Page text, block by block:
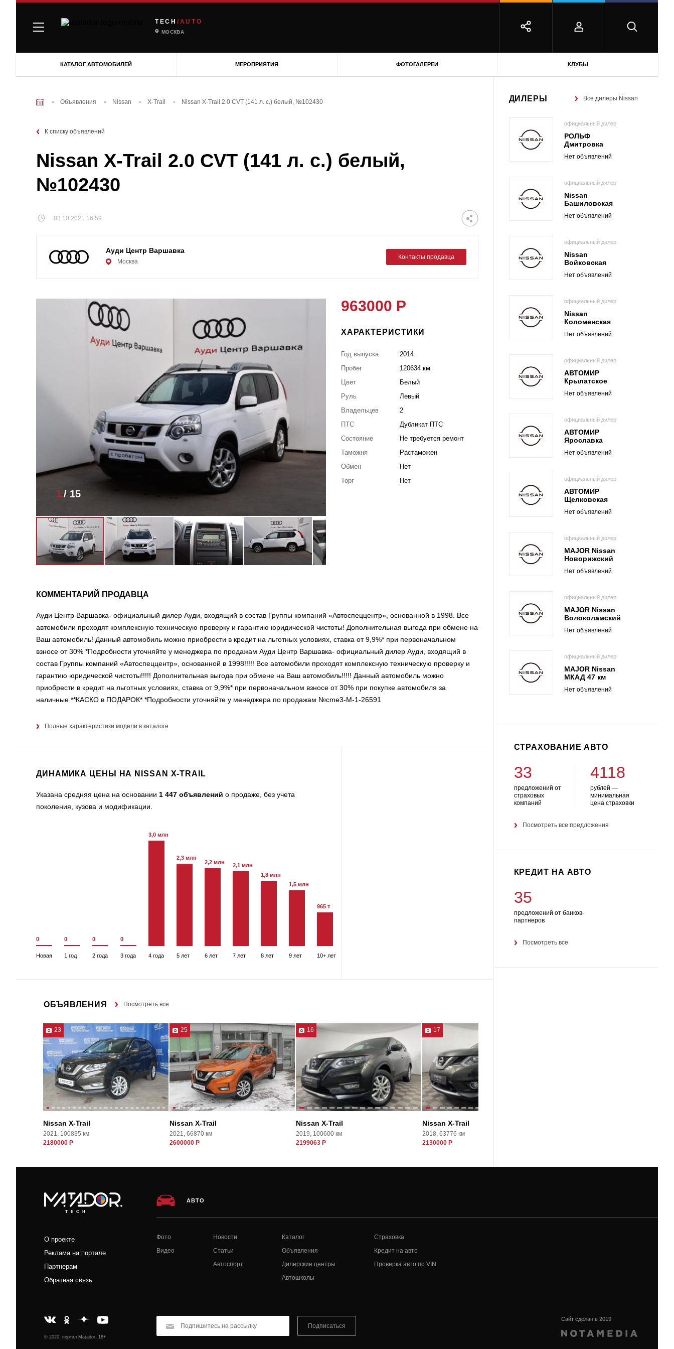
TECH /AUTO
МОСКВА
КАТАЛОГ АВТОМОБИЛЕЙ МЕРОПРИЯТИЯ ФОТОГАЛЕРЕИ КЛУБЫ
Объявления Nissan X-Trail Nissan X-Trail 2.0 CVT (141 л. с.) белый, №102430
К списку объявлений
Nissan X-Trail 2.0 CVT (141 л. с.) белый,
№102430
03.10.2021 16:59
Ауди Центр Варшавка
Москва
Контакты продавца
1/ 15
963000 Р
ХАРАКТЕРИСТИКИ
Год выпуска
2014
Пробег
120634 км
Цвет
Белый
Руль
Левый
Владельцев
2
ПТС
Дубликат ПТС
Состояние
Не требуется ремонт
Таможня
Растаможен
Обмен
Нет
Торг
Нет
КОММЕНТАРИЙ ПРОДАВЦА
Ауди Центр Варшавка- официальный дилер Ауди, входящий в состав Группы компаний «Автоспеццентр», основанной в 1998. Все
автомобили проходят комплексную техническую проверку и гарантию юридической чистоты! Дополнительная выгода при обмене на
Ваш автомобиль! Данный автомобиль можно приобрести в кредит на льготных условиях, ставка от 9,9%* при первоначальном
взносе от 30% *Подробности уточняйте у менеджера по продажам Ауди Центр Варшавка- официальный дилер Ауди, входящий в
состав Группы компаний «Автоспеццентр», основанной в 1998!!!!! Все автомобили проходят комплексную техническую проверку и
гарантию юридической чистоты!!!!! Дополнительная выгода при обмене на Ваш автомобиль!!!!! Данный автомобиль можно
приобрести в кредит на льготных условиях, ставка от 9,9%* при первоначальном взносе от 30% при покупке автомобиля за
наличные **КАСКО в ПОДАРОК* *Подробности уточняйте у менеджера по продажам №cme3-M-1-26591
Полные характеристики модели в каталоге
ДИНАМИКА ЦЕНЫ НА NISSAN X-TRAIL
Указана средняя цена на основании 1 447 объявлений о продаже, без учета
поколения, кузова и модификации.
0
Новая
0
1 год
0
2 года
0
3 года
3,0 млн
4 года
2,3 млн
5 лет
2,2 млн
6 лет
2,1 млн
7 лет
1,8 млн
8 лет
1,5 млн
9 лет
965 т
10+ лет
ОБЪЯВЛЕНИЯ Посмотреть все
23
Nissan X-Trail
2021, 100835 км
2180000 Р
25
Nissan X-Trail
2021, 66870 км
2600000 Р
16
Nissan X-Trail
2019, 100600 км
2199063 Р
17
Nissan X-Trail
2018, 63776 км
2130000 Р
ДИЛЕРЫ Все дилеры Nissan
официальный дилер
РОЛЬФ
Дмитровка
Нет объявлений
официальный дилер
Nissan
Башиловская
Нет объявлений
официальный дилер
Nissan
Войковская
Нет объявлений
официальный дилер
Nissan
Коломенская
Нет объявлений
официальный дилер
АВТОМИР
Крылатское
Нет объявлений
официальный дилер
АВТОМИР
Ярославка
Нет объявлений
официальный дилер
АВТОМИР
Щелковская
Нет объявлений
официальный дилер
MAJOR Nissan
Новорижский
Нет объявлений
официальный дилер
MAJOR Nissan
Волоколамский
Нет объявлений
официальный дилер
MAJOR Nissan
МКАД 47 км
Нет объявлений
СТРАХОВАНИЕ АВТО
33
предложений от
страховых
компаний
4118
рублей —
минимальная
цена страховки
Посмотреть все предложения
КРЕДИТ НА АВТО
35
предложений от банков-
партнеров
Посмотреть все
TECH
О проекте
Реклама на портале
Партнерам
Обратная связь
АВТО
Фото
Видео
Новости
Статьи
Автоспорт
Каталог
Объявления
Дилерские центры
Автошколы
Страховка
Кредит на авто
Проверка авто по VIN
© 2020, портал Matador, 18+
Подписаться
Сайт сделан в 2019